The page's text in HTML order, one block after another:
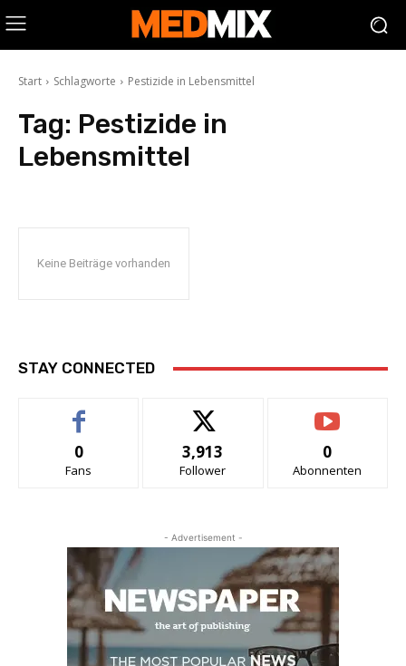
Start Schlagworte Pestizide in Lebensmittel
Tag: Pestizide in
Lebensmittel
Keine Beiträge vorhanden
STAY CONNECTED
0
Fans
3,913
Follower
0
Abonnenten
- Advertisement -